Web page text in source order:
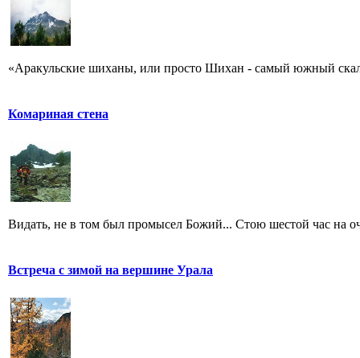
«Аракульские шиханы, или просто Шихан - самый южный
Комариная стена
Видать, не в том был промысел Божий... Стою шестой час на
Встреча с зимой на вершине Урала